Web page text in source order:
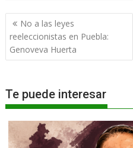
Navegación
de
entradas
No a las leyes
reeleccionistas en Puebla:
Genoveva Huerta
Te puede interesar